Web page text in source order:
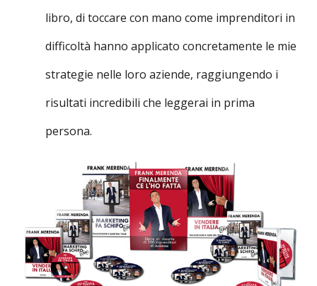
libro, di toccare con mano come imprenditori in
difficoltà hanno applicato concretamente le mie
strategie nelle loro aziende, raggiungendo i
risultati incredibili che leggerai in prima
persona.